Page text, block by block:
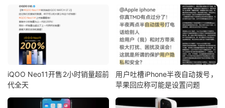
iQOO Neo11开售2小时销量超前
代全天
用户吐槽iPhone半夜自动拨号，
苹果回应称可能是设置问题